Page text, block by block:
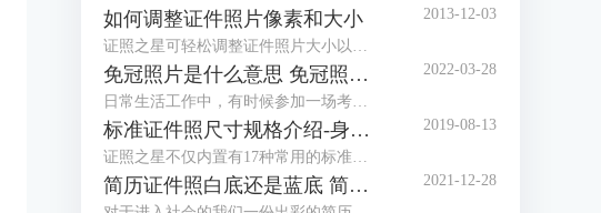
如何调整证件照片像素和大小
证照之星可轻松调整证件照片大小以及证件照片的像素，让照片制作调整简单就能够完成。
2013-12-03
免冠照片是什么意思 免冠照片是什么底
日常生活工作中，有时候参加一场考试或者办理一个证件都需要本人的免冠照片，那么，免冠照片是什么意思，免冠照片是什么底，这些你知道吗？今天小编就和大家分享一下。
2022-03-28
标准证件照尺寸规格介绍-身份证，护照，美国签证
证照之星不仅内置有17种常用的标准证件照规格模板，还可以自定义设置任意标准证件照尺寸规格，能够支持所有的标准证件照尺寸规格的制作处理。
2019-08-13
简历证件照白底还是蓝底 简历证件照尺寸一般多大 2021-12-28